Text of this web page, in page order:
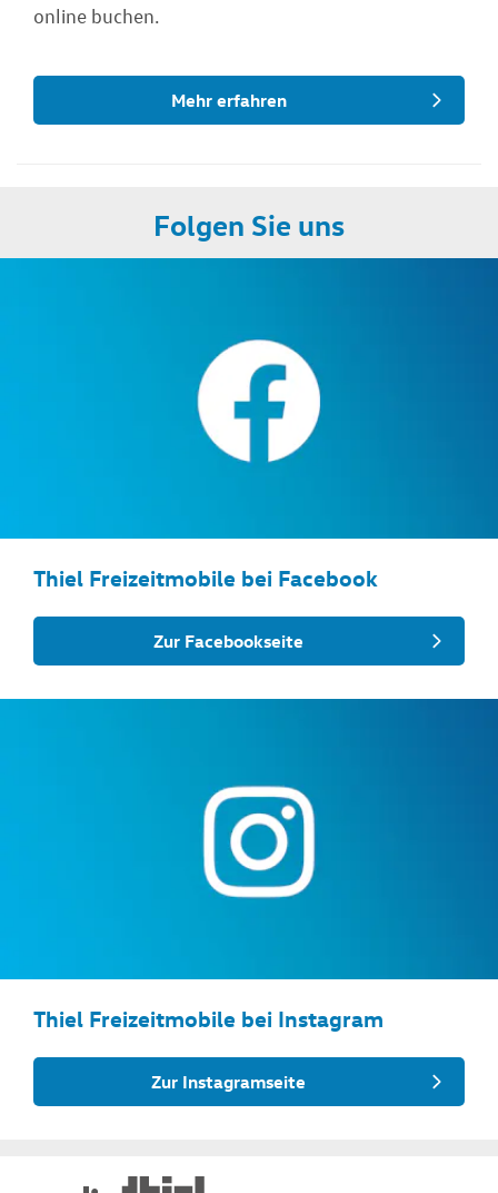
online buchen.
Mehr erfahren
Folgen Sie uns
Thiel Freizeitmobile bei Facebook
Zur Facebookseite
Thiel Freizeitmobile bei Instagram
Zur Instagramseite